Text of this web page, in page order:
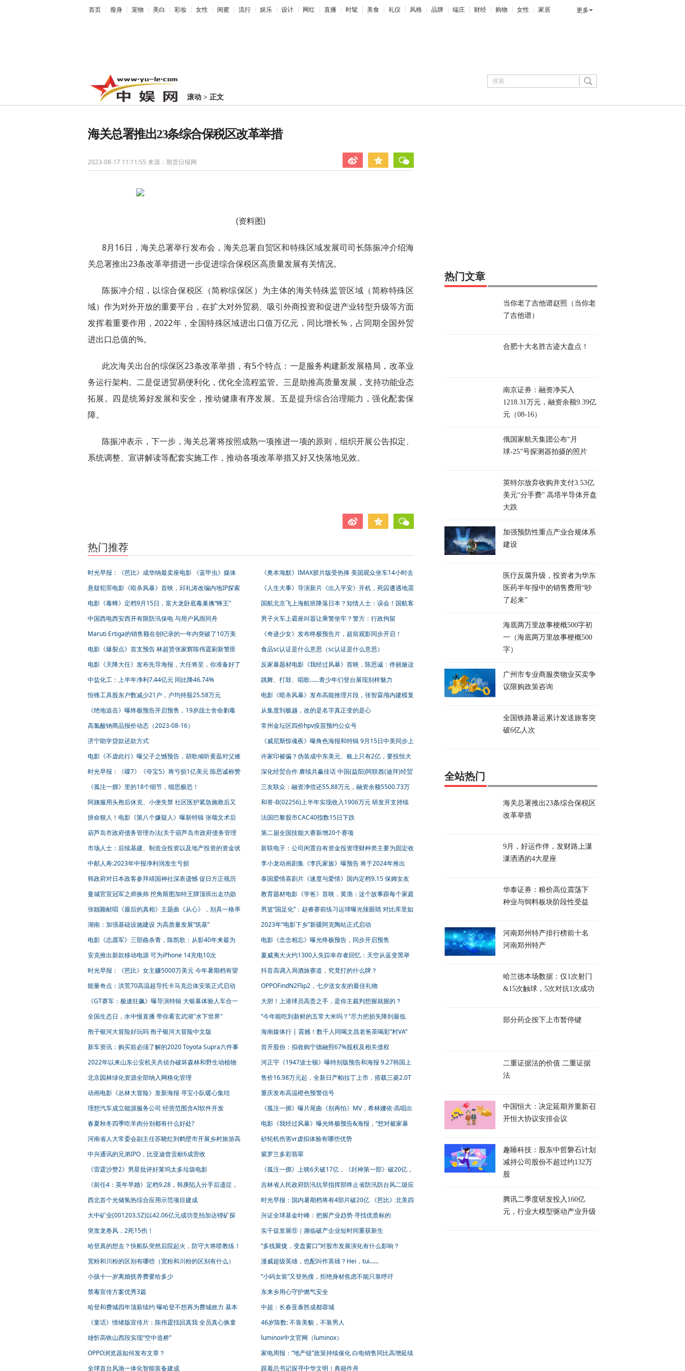
首页 瘦身 宠物 美白 彩妆 女性 闺蜜 流行 娱乐 设计 网红 直播 时髦 美食 礼仪 风格 品牌 端庄 财经 购物 女性 家居 更多
滚动 > 正文
海关总署推出23条综合保税区改革举措
2023-08-17 11:11:55 来源：期货日报网
(资料图)
8月16日，海关总署举行发布会，海关总署自贸区和特殊区域发展司司长陈振冲介绍海
关总署推出23条改革举措进一步促进综合保税区高质量发展有关情况。
陈振冲介绍，以综合保税区（简称综保区）为主体的海关特殊监管区域（简称特殊区
域）作为对外开放的重要平台，在扩大对外贸易、吸引外商投资和促进产业转型升级等方面
发挥着重要作用，2022年，全国特殊区域进出口值万亿元，同比增长%，占同期全国外贸
进出口总值的%。
此次海关出台的综保区23条改革举措，有5个特点：一是服务构建新发展格局，改革业
务运行架构。二是促进贸易便利化，优化全流程监管。三是助推高质量发展，支持功能业态
拓展。四是统筹好发展和安全，推动健康有序发展。五是提升综合治理能力，强化配套保
障。
陈振冲表示，下一步，海关总署将按照成熟一项推进一项的原则，组织开展公告拟定、
系统调整、宣讲解读等配套实施工作，推动各项改革举措又好又快落地见效。
热门推荐
时光早报：《芭比》成华纳最卖座电影 《蓝甲虫》媒体
《奥本海默》IMAX胶片版受热捧 美国观众坐车14小时去
悬疑犯罪电影《暗杀风暴》首映，邱礼涛改编内地IP探索
《人生大事》导演新片《出入平安》开机，死囚遭遇地震
电影《毒蜂》定档9月15日，富大龙卧底毒巢擒“蜂王”
国航北京飞上海航班降落日本？知情人士：误会！国航客
中国西电西安西开有限防汛保电 与用户风雨同舟
男子火车上霸座叫嚣让乘警坐牢？警方：行政拘留
Maruti Ertiga的销售额在创纪录的一年内突破了10万美
《奇迹少女》发布终极预告片，超前观影同步开启！
电影《爆裂点》首支预告 林超贤张家辉陈伟霆刷新警匪
食品sc认证是什么意思（sc认证是什么意思）
电影《天降大任》发布先导海报，大任将至，你准备好了
反家暴题材电影《我经过风暴》首映，陈思诚：佟丽娅这
中盐化工：上半年净利7.44亿元 同比降46.74%
跳舞、打鼓、唱歌……青少年们登台展现别样魅力
恒锋工具股东户数减少21户，户均持股25.58万元
电影《暗杀风暴》发布高能推理片段，张智霖颅内建模复
《绝地追击》曝终极预告开启预售，19岁战士舍命剿毒
从集度到极越，改的是名字真正变的是心
高氯酸钠商品报价动态（2023-08-16）
常州金坛区四价hpv疫苗预约公众号
济宁助学贷款还款方式
《威尼斯惊魂夜》曝角色海报和特辑 9月15日中美同步上
电影《不虚此行》曝父子之憾预告，胡歌倾听黄磊对父难
许家印被骗？伪装成中东美元、账上只有2亿，要投恒大
时光早报：《碟7》《夺宝5》将亏损1亿美元 陈思诚称赞
深化经贸合作 赓续共赢佳话 中国(益阳)阿联酋(迪拜)经贸
《孤注一掷》里的18个细节，细思极恐！
三友联众：融资净偿还55.88万元，融资余额5500.73万
阿姨服用头孢后休克、小便失禁 社区医护紧急施救后又
和誉-B(02256)上半年实现收入1906万元 研发开支持续
拼命狠人！电影《第八个嫌疑人》曝新特辑 张颂文术后
法国巴黎股市CAC40指数15日下跌
葫芦岛市政府债务管理办法(关于葫芦岛市政府债务管理
第二届全国技能大赛新增20个赛项
市场人士：后续基建、制造业投资以及地产投资的资金状
新联电子：公司闲置自有资金投资理财种类主要为固定收
中邮人寿:2023年中报净利润发生亏损
李小龙动画剧集《李氏家族》曝预告 将于2024年推出
韩政府对日本政客参拜靖国神社深表遗憾 促日方正视历
泰国爱情喜剧片《速度与爱情》国内定档9.15 保姆女友
曼城官宣冠军之师换帅 挖角斯图加特王牌顶班出走功勋
教育题材电影《学爸》首映，黄渤：这个故事跟每个家庭
张靓颖献唱《最后的真相》主题曲《从心》，别具一格率
男篮“国足化”：赵睿赛前练习运球曝光辣眼睛 对比库里如
湖南：加强基础设施建设 为高质量发展“筑基”
2023年“电影下乡”新疆阿克陶站正式启动
电影《志愿军》三部曲杀青，陈凯歌：从影40年来最为
电影《念念相忘》曝光终极预告，同步开启预售
安克推出新款移动电源 可为iPhone 14充电10次
夏威夷大火约1300人失踪幸存者回忆：天空从蓝变黑举
时光早报：《芭比》女主赚5000万美元 今年暑期档有望
抖音高调入局酒旅赛道，究竟打的什么牌？
能量奇点：洪荒70高温超导托卡马克总体安装正式启动
OPPOFindN2Flip2，七夕送女友的最佳礼物
《GT赛车：极速狂飙》曝导演特辑 大银幕体验人车合一
大胆！上港球员高贵之手，是你主裁判想握就握的？
全国生态日，水中慢直播 带你看玄武湖"水下世界"
“今年能吃到新鲜的五常大米吗？”尽力把损失降到最低
孢子银河大冒险好玩吗 孢子银河大冒险中文版
海南媒体行 | 震撼！数千人同喝文昌老爸茶喝彩“村VA”
新车资讯：购买前必须了解的2020 Toyota Supra六件事
首开股份：拟收购宁德融熙67%股权及相关债权
2022年以来山东公安机关共侦办破坏森林和野生动植物
河正宇《1947波士顿》曝特别版预告和海报 9.27韩国上
北京园林绿化资源全部纳入网格化管理
售价16.98万元起，全新日产帕拉丁上市，搭载三菱2.0T
动画电影《丛林大冒险》发新海报 寻宝小队暖心集结
重庆发布高温橙色预警信号
理想汽车成立能源服务公司 经营范围含AI软件开发
《孤注一掷》曝片尾曲《别再怕》MV，希林娜依·高唱出
春夏秋冬四季吃羊肉分别都有什么好处?
电影《我经过风暴》曝光终极预告&海报，“想对被家暴
河南省人大常委会副主任苏晓红到鹤壁市开展乡村旅游高
砂轮机伤害vr虚拟体验有哪些优势
中兴通讯的兄弟IPO，比亚迪曾贡献6成营收
紫罗兰多彩翡翠
《雷霆沙赞2》男星批评好莱坞太多垃圾电影
《孤注一掷》上映6天破17亿，《封神第一部》破20亿，
《前任4：英年早婚》定档9.28，韩庚陷入分手后遗症，
吉林省人民政府防汛抗旱指挥部终止省防汛防台风二级应
西北首个光储氢热综合应用示范项目建成
时光早报：国内暑期档将有4部片破20亿 《芭比》北美四
大中矿业(001203.SZ)以42.06亿元成功竞拍加达锂矿探
兴证全球基金叶峰：把握产业趋势 寻找优质标的
突发龙卷风，2死15伤！
实干促发展⑪｜濒临破产企业短时间重获新生
哈登真的想去？快船队突然后院起火，防守大将喷教练！
“多线聚拢，变盘窗口”对股市发展演化有什么影响？
宽粉和川粉的区别有哪些（宽粉和川粉的区别有什么）
漫威超级英雄，也配叫作英雄？Hei，tui……
小孩十一岁离婚抚养费要给多少
“小码女装”又登热搜，拒绝身材焦虑不能只靠呼吁
禁毒宣传方案优秀3篇
东来乡用心守护燃气安全
哈登和费城四年顶薪续约 曝哈登不想再为费城效力 基本
中超：长春亚泰胜成都蓉城
《童话》情绪版宣传片：陈伟霆找回真我 全员真心换童
46岁陈数: 不靠美貌，不靠男人
雄忻高铁山西段实现“空中造桥”
luminox中文官网（luminox）
OPPO浏览器如何发布文章？
家电周报：“地产链”政策持续催化 白电销售同比高增延续
全球首台风渔一体化智能装备建成
跟着总书记探寻中华文明｜典籍作舟
热门文章
当你老了吉他谱赵照（当你老
了吉他谱）
合肥十大名胜古迹大盘点！
南京证券：融资净买入
1218.31万元，融资余额9.39亿
元（08-16）
俄国家航天集团公布“月
球-25”号探测器拍摄的照片
英特尔放弃收购并支付3.53亿
美元“分手费” 高塔半导体开盘
大跌
加强预防性重点产业合规体系
建设
医疗反腐升级，投资者为华东
医药半年报中的销售费用“吵
了起来”
海底两万里故事梗概500字初
一（海底两万里故事梗概500
字）
广州市专业商服类物业买卖争
议限购政策咨询
全国铁路暑运累计发送旅客突
破6亿人次
全站热门
海关总署推出23条综合保税区
改革举措
9月，好运作伴，发财路上潇
潇洒洒的4大星座
华泰证券：粮价高位震荡下
种业与饲料板块阶段性受益
河南郑州特产排行榜前十名
河南郑州特产
哈兰德本场数据：仅1次射门
&15次触球，5次对抗1次成功
部分药企按下上市暂停键
二重证据法的价值 二重证据
法
中国恒大：决定延期并重新召
开恒大协议安排会议
趣睡科技：股东中哲磐石计划
减持公司股份不超过约132万
股
腾讯二季度研发投入160亿
元，行业大模型驱动产业升级